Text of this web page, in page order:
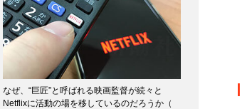
なぜ、“巨匠”と呼ばれる映画監督が続々と
Netflixに活動の場を移しているのだろうか（